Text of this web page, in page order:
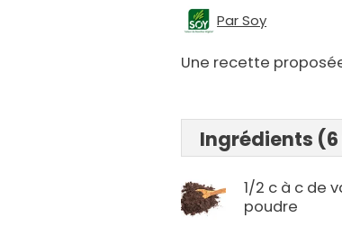
Par Soy
Une recette
Ingrédients
1/2 c à c de
poudre